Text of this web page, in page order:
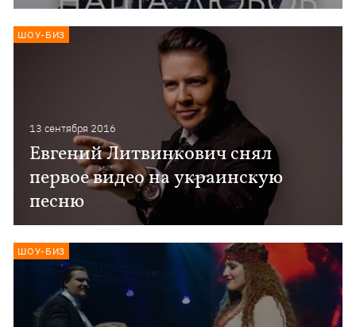
13 сентября 2016
Евгений Литвинкович снял
первое видео на украинскую
песню
ШОУ-БИЗ
ШОУ-БИЗ